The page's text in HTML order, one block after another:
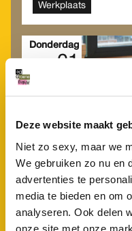
Deze website maakt
Niet zo sexy, maar we
We gebruiken zo nu en
advertenties te
media te bieden en om
analyseren. Ook delen
onze site met onze
Werkplaats
Donderdag
01